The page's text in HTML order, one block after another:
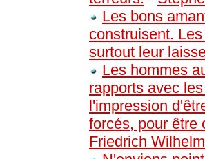
Les bons
construisent.
surtout leur
Les hommes
rapports avec
l'impression
forcés, pour être
Friedrich